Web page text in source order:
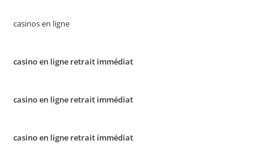
casinos en ligne
casino en ligne retrait immédiat
casino en ligne retrait immédiat
casino en ligne retrait immédiat